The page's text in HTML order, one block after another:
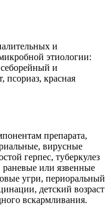
и
этиологии:
и
псориаз, красная
препарата,
вирусные
герпес, туберкулез
или язвенные
угри, периоральный
детский возраст
вскармливания.